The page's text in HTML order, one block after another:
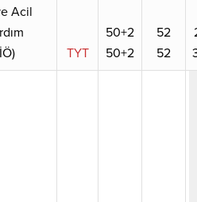
Acil
TYT
50+2
50+2
52
52